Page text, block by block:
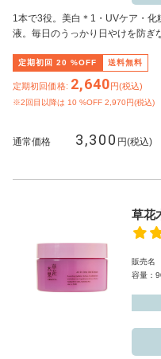
1本で3役。美白 ＊1 ・UVケア・
液。毎日のうっかり日やけを防ぎ
定期初回 20 %OFF 送料無料
定期初回価格: 2,640円(税込)
※2回目以降は 10 %OFF 2,970円(税込)
通常価格 3,300 円(税込)
草花
販売名
容量：